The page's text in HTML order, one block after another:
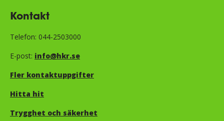
Kontakt
Telefon: 044-2503000
E-post: info@hkr.se
Fler kontaktuppgifter
Hitta hit
Trygghet och säkerhet​​​​​​​​​​​